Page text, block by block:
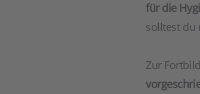
für die
solltest du
Zur